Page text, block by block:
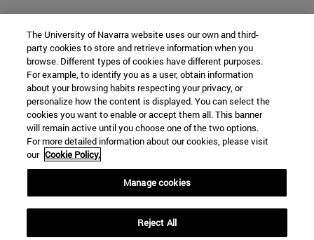
The University of Navarra website uses our own and third-
party cookies to store and retrieve information when you
browse. Different types of cookies have different purposes.
For example, to identify you as a user, obtain information
about your browsing habits respecting your privacy, or
personalize how the content is displayed. You can select the
cookies you want to enable or accept them all. This banner
will remain active until you choose one of the two options.
For more detailed information about our cookies, please visit
our Cookie Policy.
Manage cookies
Reject All